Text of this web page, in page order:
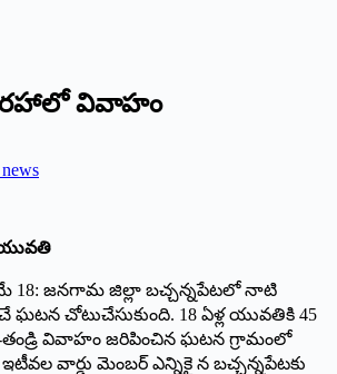
వివాహం
18: జనగామ జిల్లా బచ్చన్నపేటలో నాటి
ఘటన చోటుచేసుకుంది. 18 ఏళ్ల యువతికి 45
తండ్రి వివాహం జరిపించిన ఘటన గ్రామంలో
ఇటీవల వార్డు మెంబర్ ఎన్నికై న బచ్చన్నపేటకు